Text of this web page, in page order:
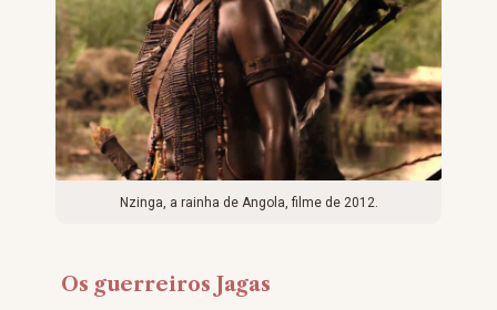
Nzinga, a rainha de Angola, filme de 2012.
Os guerreiros Jagas